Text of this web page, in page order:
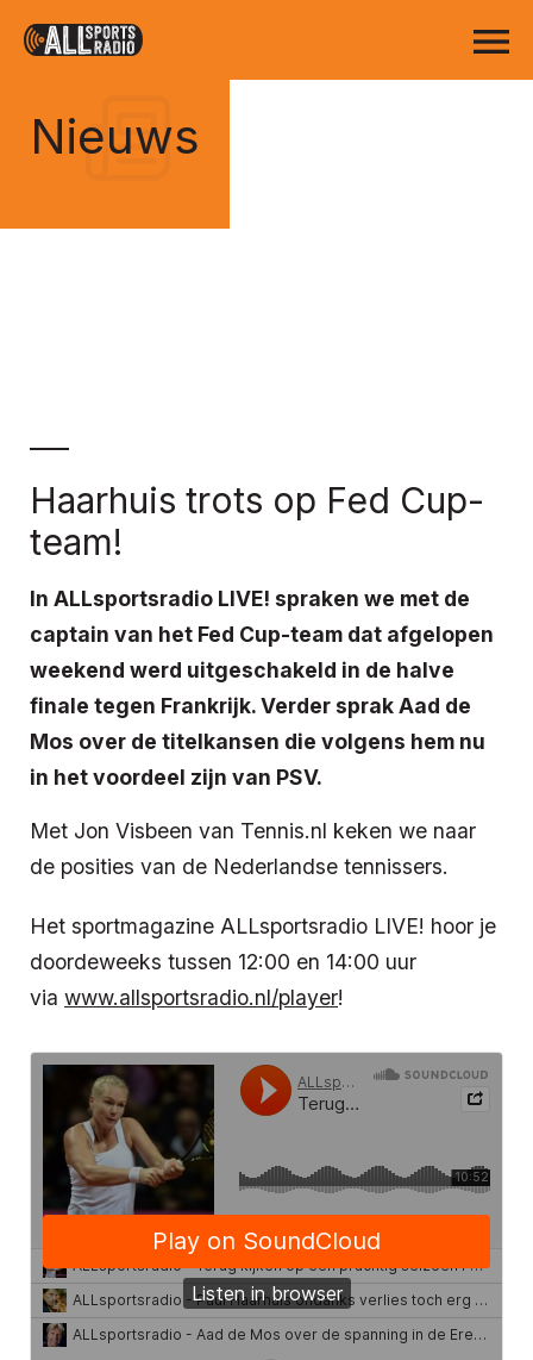
Nieuws
Haarhuis trots op Fed Cup-
team!
In ALLsportsradio LIVE! spraken we met de
captain van het Fed Cup-team dat afgelopen
weekend werd uitgeschakeld in de halve
finale tegen Frankrijk. Verder sprak Aad de
Mos over de titelkansen die volgens hem nu
in het voordeel zijn van PSV.
Met Jon Visbeen van Tennis.nl keken we naar
de posities van de Nederlandse tennissers.
Het sportmagazine ALLsportsradio LIVE! hoor je
doordeweeks tussen 12:00 en 14:00 uur
via www.allsportsradio.nl/player!